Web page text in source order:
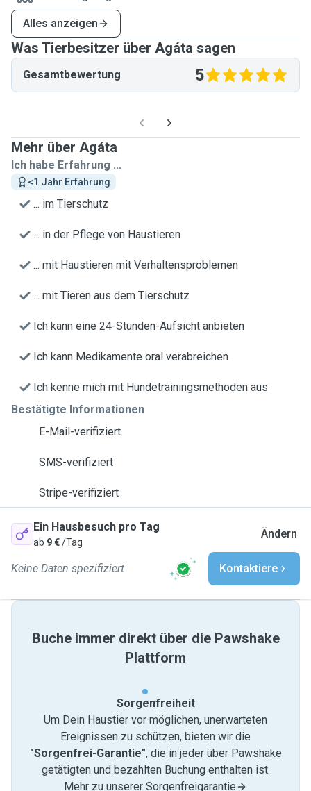
Alles anzeigen
Was Tierbesitzer über Agáta sagen
Gesamtbewertung 5
Mehr über Agáta
Ich habe Erfahrung ...
<1 Jahr Erfahrung
... im Tierschutz
... in der Pflege von Haustieren
... mit Haustieren mit Verhaltensproblemen
... mit Tieren aus dem Tierschutz
Ich kann eine 24-Stunden-Aufsicht anbieten
Ich kann Medikamente oral verabreichen
Ich kenne mich mit Hundetrainingsmethoden aus
Bestätigte Informationen
E-Mail-verifiziert
SMS-verifiziert
Stripe-verifiziert
Ein Hausbesuch pro Tag
ab 9 €/Tag
Ändern
Keine Daten spezifiziert Kontaktiere
Buche immer direkt über die Pawshake
Plattform
Sorgenfreiheit
Um Dein Haustier vor möglichen, unerwarteten
Ereignissen zu schützen, bieten wir die
"Sorgenfrei-Garantie", die in jeder über Pawshake
getätigten und bezahlten Buchung enthalten ist.
Mehr zu unserer Sorgenfreigarantie